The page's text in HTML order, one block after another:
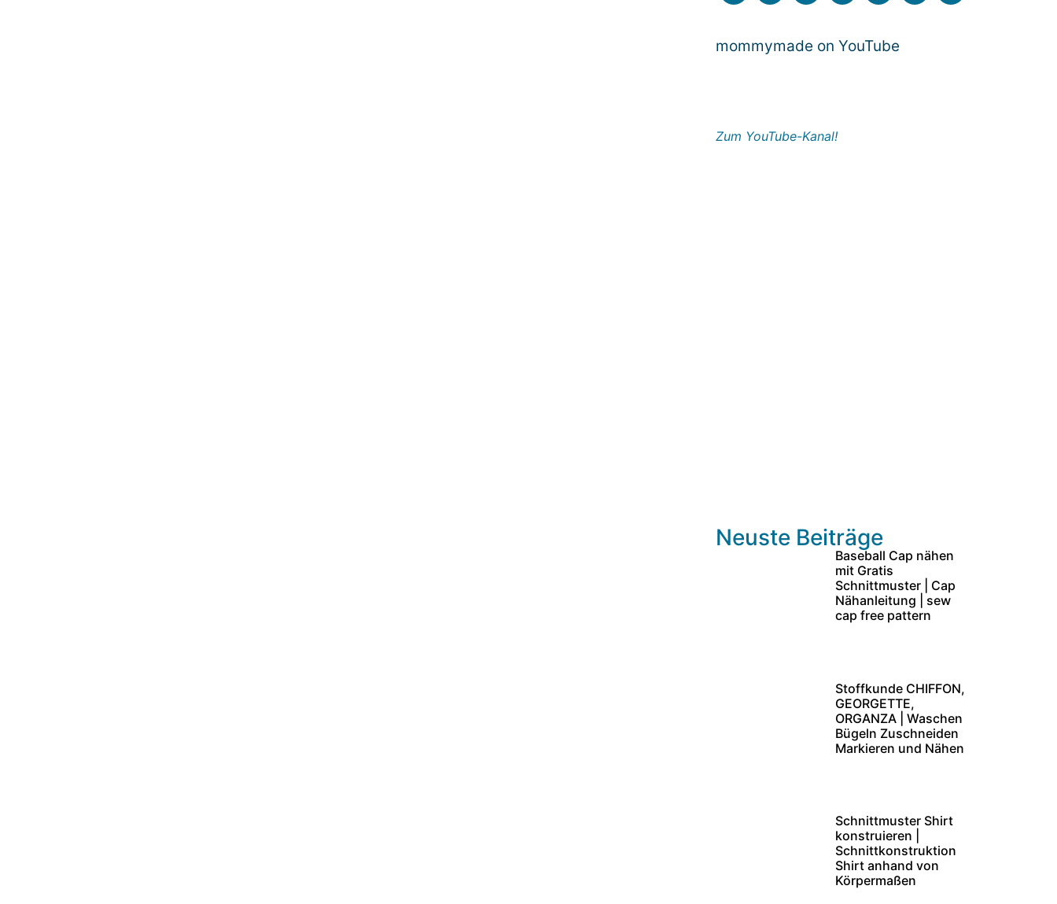
mommymade on YouTube
Zum YouTube-Kanal!
Neuste Beiträge
Baseball Cap nähen
mit Gratis
Schnittmuster | Cap
Nähanleitung | sew
cap free pattern
Stoffkunde CHIFFON,
GEORGETTE,
ORGANZA | Waschen
Bügeln Zuschneiden
Markieren und Nähen
Schnittmuster Shirt
konstruieren |
Schnittkonstruktion
Shirt anhand von
Körpermaßen